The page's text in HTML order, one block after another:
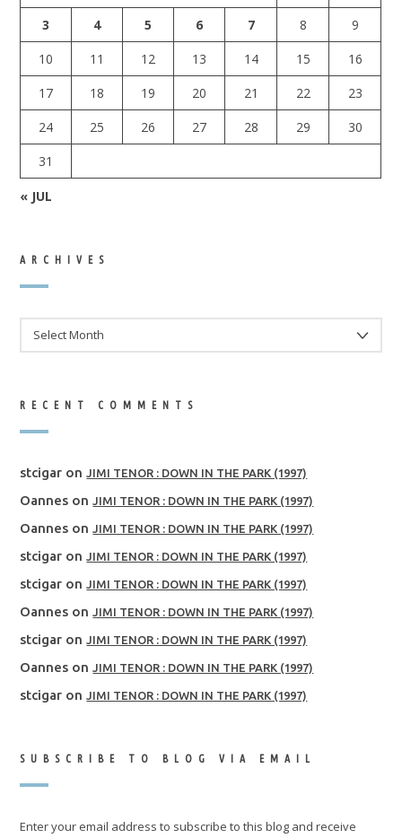
3
4 5 6 7 8
9
10
11 12 13 14 15
16
17
18 19 20 21 22
23
24
25 26 27 28 29
30
31
« JUL
ARCHIVES
RECENT COMMENTS
stcigar onJIMI TENOR : DOWN IN THE PARK (1997)
Oannes onJIMI TENOR : DOWN IN THE PARK (1997)
Oannes onJIMI TENOR : DOWN IN THE PARK (1997)
stcigar onJIMI TENOR : DOWN IN THE PARK (1997)
stcigar onJIMI TENOR : DOWN IN THE PARK (1997)
Oannes onJIMI TENOR : DOWN IN THE PARK (1997)
stcigar onJIMI TENOR : DOWN IN THE PARK (1997)
Oannes onJIMI TENOR : DOWN IN THE PARK (1997)
stcigar onJIMI TENOR : DOWN IN THE PARK (1997)
SUBSCRIBE TO BLOG VIA EMAIL
Enter your email address to subscribe to this blog and receive